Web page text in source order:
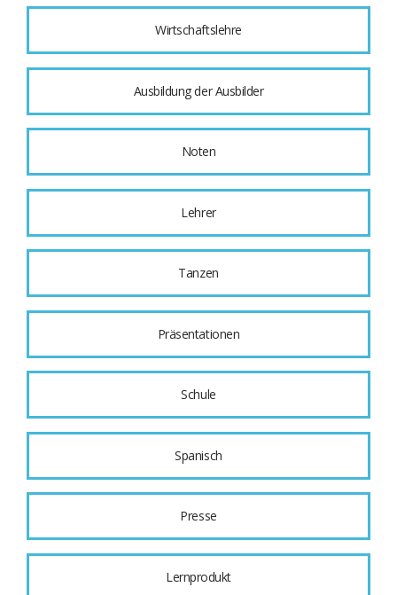
Wirtschaftslehre
Ausbildung der Ausbilder
Noten
Lehrer
Tanzen
Präsentationen
Schule
Spanisch
Presse
Lernprodukt